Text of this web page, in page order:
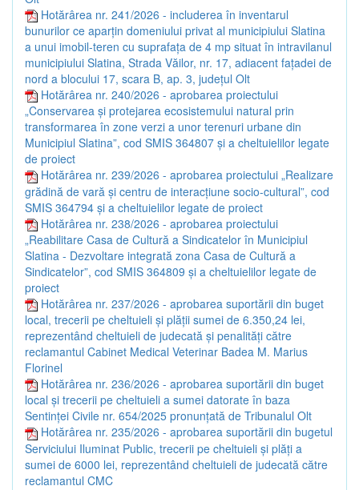
Hotărârea nr. 241/2026 - includerea în inventarul
bunurilor ce aparțin domeniului privat al municipiului Slatina
a unui imobil-teren cu suprafața de 4 mp situat în intravilanul
municipiului Slatina, Strada Văilor, nr. 17, adiacent fațadei de
nord a blocului 17, scara B, ap. 3, județul Olt
Hotărârea nr. 240/2026 - aprobarea proiectului
„Conservarea și protejarea ecosistemului natural prin
transformarea în zone verzi a unor terenuri urbane din
Municipiul Slatina”, cod SMIS 364807 și a cheltuielilor legate
de proiect
Hotărârea nr. 239/2026 - aprobarea proiectului „Realizare
grădină de vară și centru de interacțiune socio-cultural”, cod
SMIS 364794 și a cheltuielilor legate de proiect
Hotărârea nr. 238/2026 - aprobarea proiectului
„Reabilitare Casa de Cultură a Sindicatelor în Municipiul
Slatina - Dezvoltare integrată zona Casa de Cultură a
Sindicatelor”, cod SMIS 364809 și a cheltuielilor legate de
proiect
Hotărârea nr. 237/2026 - aprobarea suportării din buget
local, trecerii pe cheltuieli și plății sumei de 6.350,24 lei,
reprezentând cheltuieli de judecată și penalități către
reclamantul Cabinet Medical Veterinar Badea M. Marius
Florinel
Hotărârea nr. 236/2026 - aprobarea suportării din buget
local și trecerii pe cheltuieli a sumei datorate în baza
Sentinței Civile nr. 654/2025 pronunțată de Tribunalul Olt
Hotărârea nr. 235/2026 - aprobarea suportării din bugetul
Serviciului Iluminat Public, trecerii pe cheltuieli și plăți a
sumei de 6000 lei, reprezentând cheltuieli de judecată către
reclamantul CMC